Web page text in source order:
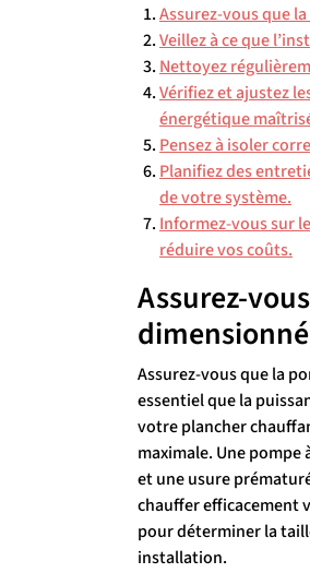
Assurez-vous que
Veillez à ce que
Nettoyez
Vérifiez et ajustez
énergétique
Pensez à isoler
Planifiez des
de votre système.
Informez-vous sur
réduire vos coûts.
Assurez-
Assurez-vous que la
essentiel que la
votre plancher
maximale. Une
et une usure
chauffer efficacement
pour déterminer la
installation.